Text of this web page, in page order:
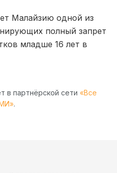
Малайзию одной из
полный запрет
младше 16 лет в
в партнёрской сети «Все
.